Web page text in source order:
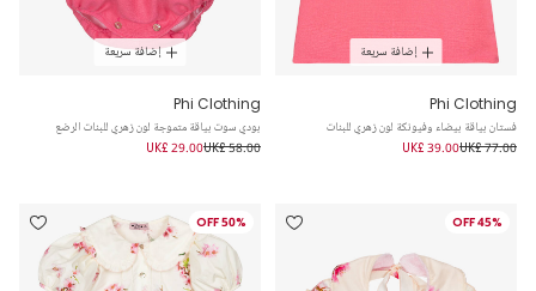
إضافة سريعة
Phi Clothing
فستان بياقة بيضاء وفيونكة لون زهري للبنات
UK£ 77.00
UK£ 39.00
إضافة سريعة
Phi Clothing
بودي سوت بياقة متموجة لون زهري للبنات الرضع
UK£ 58.00
UK£ 29.00
45% OFF
50% OFF